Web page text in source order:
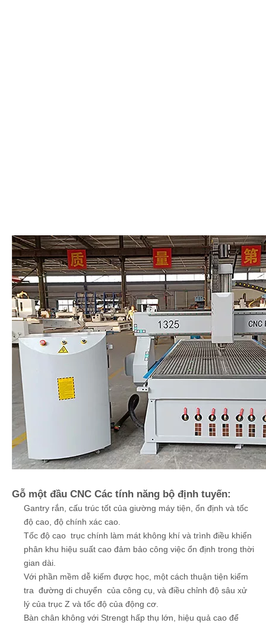
Gỗ một đầu CNC Các tính năng bộ định tuyến:
Gantry rắn, cấu trúc tốt của giường máy tiện, ổn định và tốc
độ cao, độ chính xác cao.
Tốc độ cao trục chính làm mát không khí và trình điều khiển
phân khu hiệu suất cao đảm bảo công việc ổn định trong thời
gian dài.
Với phần mềm dễ kiếm được học, một cách thuận tiện kiểm
tra đường di chuyển của công cụ, và điều chỉnh độ sâu xử
lý của trục Z và tốc độ của động cơ.
Bàn chân không với Strengt hấp thụ lớn, hiệu quả cao để